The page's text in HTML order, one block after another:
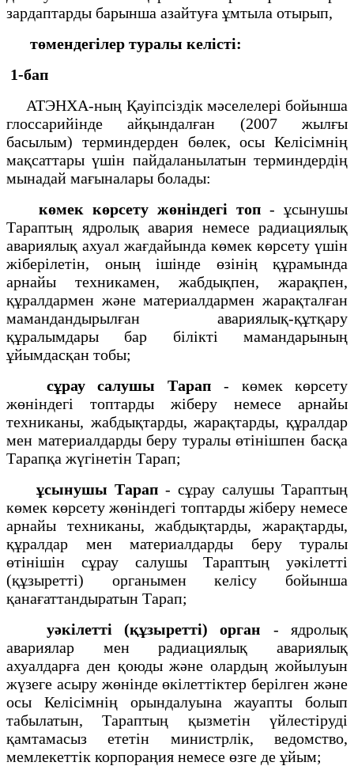
зардаптарды барынша азайтуға ұмтыла отырып,
төмендегілер туралы келісті:
1-бап
АТЭНХА-ның Қауіпсіздік мәселелері бойынша
глоссарийінде айқындалған (2007 жылғы
басылым) терминдерден бөлек, осы Келісімнің
мақсаттары үшін пайдаланылатын терминдердің
мынадай мағыналары болады:
көмек көрсету жөніндегі топ - ұсынушы
Тараптың ядролық авария немесе радиациялық
авариялық ахуал жағдайында көмек көрсету үшін
жіберілетін, оның ішінде өзінің құрамында
арнайы техникамен, жабдықпен, жарақпен,
құралдармен және материалдармен жарақталған
мамандандырылған авариялық-құтқару
құралымдары бар білікті мамандарының
ұйымдасқан тобы;
сұрау салушы Тарап - көмек көрсету
жөніндегі топтарды жіберу немесе арнайы
техниканы, жабдықтарды, жарақтарды, құралдар
мен материалдарды беру туралы өтінішпен басқа
Тарапқа жүгінетін Тарап;
ұсынушы Тарап - сұрау салушы Тараптың
көмек көрсету жөніндегі топтарды жіберу немесе
арнайы техниканы, жабдықтарды, жарақтарды,
құралдар мен материалдарды беру туралы
өтінішін сұрау салушы Тараптың уәкілетті
(құзыретті) органымен келісу бойынша
қанағаттандыратын Тарап;
уәкілетті (құзыретті) орган - ядролық
авариялар мен радиациялық авариялық
ахуалдарға ден қоюды және олардың жойылуын
жүзеге асыру жөнінде өкілеттіктер берілген және
осы Келісімнің орындалуына жауапты болып
табылатын, Тараптың қызметін үйлестіруді
қамтамасыз ететін министрлік, ведомство,
мемлекеттік корпораңия немесе өзге де ұйым;